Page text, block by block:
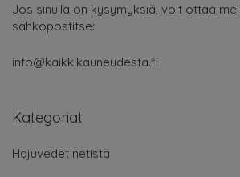
Jos sinulla on kysymyksiä, voit ottaa
sähköpostitse:
info@kaikkikauneudesta.fi
Kategoriat
Hajuvedet netistä